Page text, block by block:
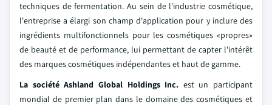
techniques de fermentation. Au sein de l'industrie cosmétique,
l'entreprise a élargi son champ d'application pour y inclure des
ingrédients multifonctionnels pour les cosmétiques «propres»
de beauté et de performance, lui permettant de capter l'intérêt
des marques cosmétiques indépendantes et haut de gamme.
La société Ashland Global Holdings Inc. est un participant
mondial de premier plan dans le domaine des cosmétiques et